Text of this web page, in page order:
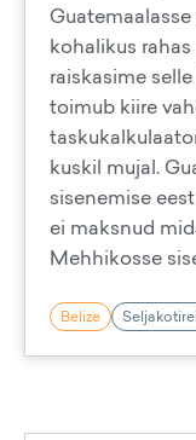
kohalikus
raiskasime
toimub kiire
kuskil mujal.
sisenemise
ei maksnud
Mehhikosse
Belize